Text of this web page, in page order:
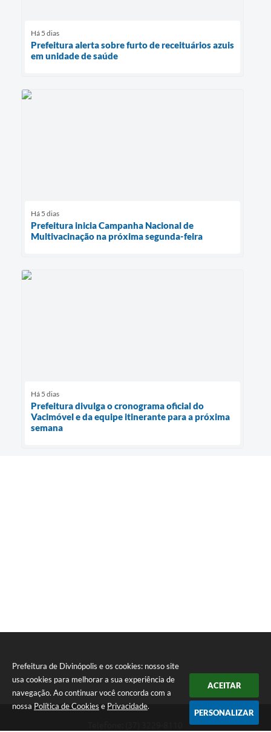
Prefeitura de Divinópolis e os cookies: nosso site
usa cookies para melhorar a sua experiência de
navegação. Ao continuar você concorda com a
nossa Política de Cookies e Privacidade.
ACEITAR
PERSONALIZAR
Há 5 dias
Prefeitura alerta sobre furto de receituários azuis
em unidade de saúde
Há 5 dias
Prefeitura inicia Campanha Nacional de
Multivacinação na próxima segunda-feira
Há 5 dias
Prefeitura divulga o cronograma oficial do
Vacimóvel e da equipe itinerante para a próxima
semana